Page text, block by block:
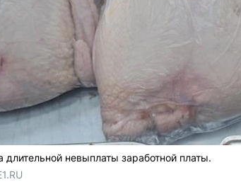
длительной невыплаты заработной платы.